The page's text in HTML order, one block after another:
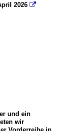
2026 
und ein
wir